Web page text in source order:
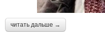
читать дальше →